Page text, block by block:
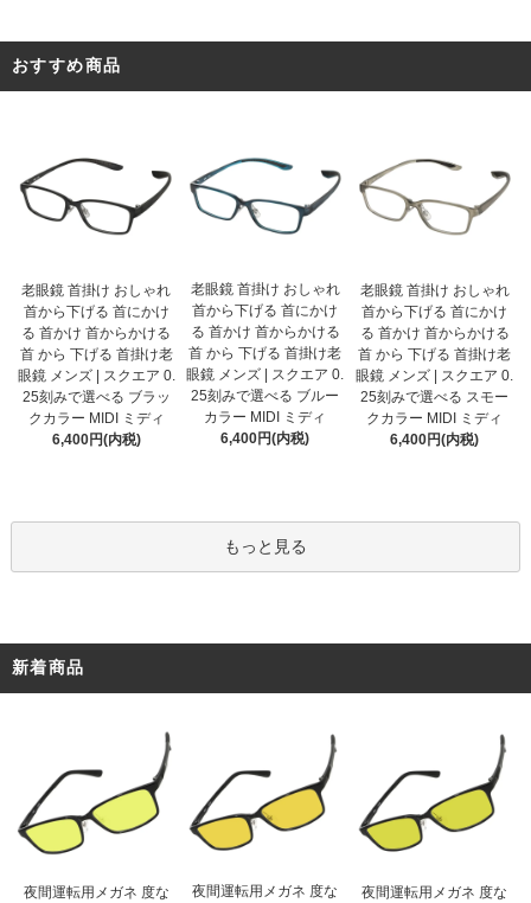
おすすめ商品
老眼鏡 首掛け おしゃれ
首から下げる 首にかけ
る 首かけ 首からかける
首 から 下げる 首掛け老
眼鏡 メンズ | スクエア 0.
25刻みで選べる ブラッ
クカラー MIDI ミディ
6,400円(内税)
老眼鏡 首掛け おしゃれ
首から下げる 首にかけ
る 首かけ 首からかける
首 から 下げる 首掛け老
眼鏡 メンズ | スクエア 0.
25刻みで選べる ブルー
カラー MIDI ミディ
6,400円(内税)
老眼鏡 首掛け おしゃれ
首から下げる 首にかけ
る 首かけ 首からかける
首 から 下げる 首掛け老
眼鏡 メンズ | スクエア 0.
25刻みで選べる スモー
クカラー MIDI ミディ
6,400円(内税)
もっと見る
新着商品
夜間運転用メガネ 度な
夜間運転用メガネ 度な
夜間運転用メガネ 度な